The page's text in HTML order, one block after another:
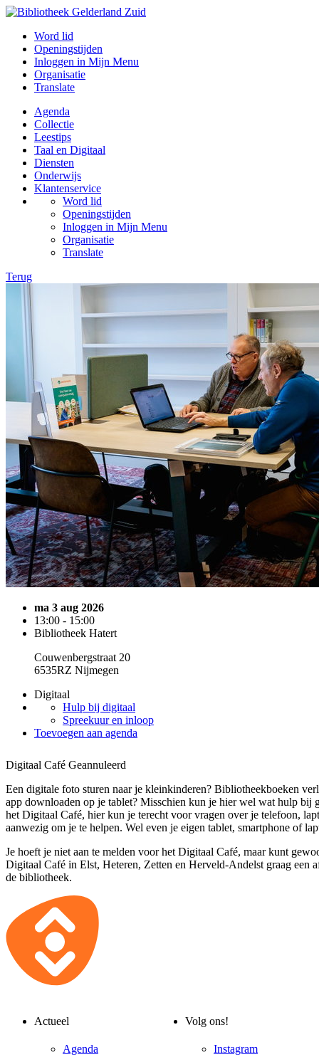
Word lid
Openingstijden
Inloggen in Mijn Menu
Organisatie
Translate
Agenda
Collectie
Leestips
Taal en Digitaal
Diensten
Onderwijs
Klantenservice
Word lid
Openingstijden
Inloggen in Mijn Menu
Organisatie
Translate
Terug
ma 3 aug 2026
13:00 - 15:00
Bibliotheek Hatert
Couwenbergstraat 20
6535RZ Nijmegen
Digitaal
Hulp bij digitaal
Spreekuur en inloop
Toevoegen aan agenda
Digitaal Café Geannuleerd
Een digitale foto sturen naar je kleinkinderen? Bibliotheekboeken
app downloaden op je tablet? Misschien kun je hier wel wat hulp bij
het Digitaal Café, hier kun je terecht voor vragen over je telefoon,
aanwezig om je te helpen. Wel even je eigen tablet, smartphone of
Je hoeft je niet aan te melden voor het Digitaal Café, maar kunt
Digitaal Café in Elst, Heteren, Zetten en Herveld-Andelst graag een
de bibliotheek.
Actueel
Agenda
Volg ons!
Instagram